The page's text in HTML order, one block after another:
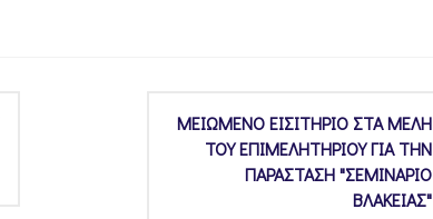
ΜΕΙΩΜΕΝΟ ΕΙΣΙΤΗΡΙΟ ΣΤΑ ΜΕΛΗ
ΤΟΥ ΕΠΙΜΕΛΗΤΗΡΙΟΥ ΓΙΑ ΤΗΝ
ΠΑΡΑΣΤΑΣΗ "ΣΕΜΙΝΑΡΙΟ
ΒΛΑΚΕΙΑΣ"